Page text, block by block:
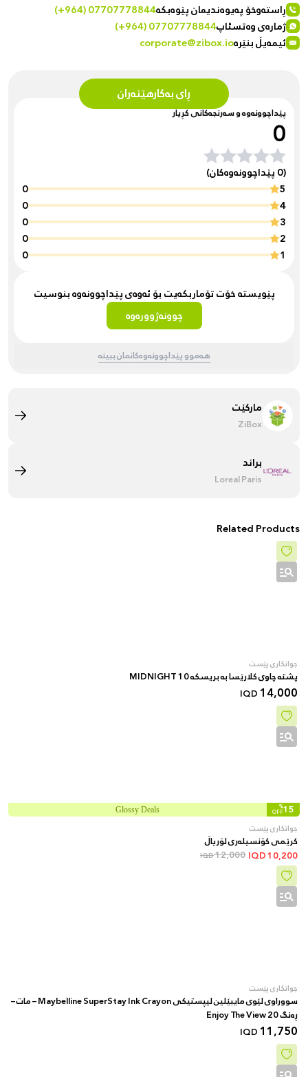
ڕای بەکارهێنەران
پێداچوونەوە و سەرنجەکانی کڕیار
0
(0 پێداچوونەوەکان)
5
0
4
0
3
0
2
0
1
0
پێویستە خۆت تۆماربکەیت بۆ ئەوەی پێداچوونەوە بنوسیت
چوونەژوورەوە
هەموو پێداچوونەوەکانمان ببینە
ڕاستەوخۆ پەیوەندیمان پێوەبکە(+964) 07707778844
ژمارەی وەتسئاپ(+964) 07707778844
ئیمەیڵ بنێرەcorporate@zibox.io
مارکێت
ZiBox
براند
Loreal Paris
Related Products
جوانکاری پێست
پشتە چاوی کلارێسا بە بریسکە 10 MIDNIGHT
14,000
IQD
15
%
OFF
Glossy Deals
جوانکاری پێست
کرێمی کۆنسیلەری لۆریاڵ
10,200
12,000
IQD
جوانکاری پێست
سووراوی لێوی مایبێلین لیپستیکی Maybelline SuperStay Ink Crayon – مات –
ڕەنگ 20 Enjoy The View
11,750
IQD